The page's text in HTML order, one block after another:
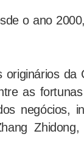
o ano
da
as
negócios,
Zhidong,